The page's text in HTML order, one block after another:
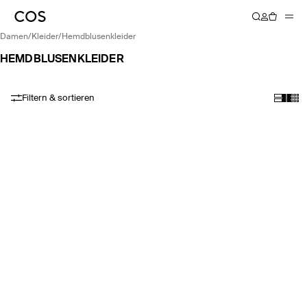
damen/ kleider/ hemdblusenkleider
HEMDBLUSENKLEIDER
Filtern & sortieren